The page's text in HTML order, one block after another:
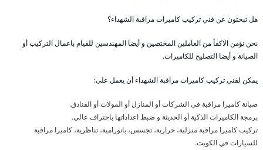
هل تبحثون عن فني تركيب كاميرات مراقبة الشهداء؟
نحن نؤمن الاكفأ من العاملين المختصين و أيضا المهندسين للقيام باعمال التركيب أو
الصيانة و أيضا التصليح للكاميرات.
يمكن لفني تركيب كاميرات مراقبة الشهداء أن يعمل على:
صيانة كاميرا مراقبة في الشركات أو المنازل أو المولات أو الفنادق.
برمجة الكاميرات الذكية أو الحديثة و ضبط اعداداتها باحتراف عالي.
تركيب كاميرا مراقبة منزلية، حرارية، تجسس، بانورامية، تناظرية، كاميرا مراقبة
للسيارات في الكويت.